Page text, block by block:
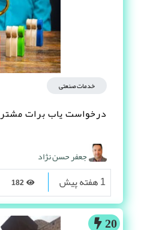
خدمات صنعتی
درخواست یاب برات
جعفر حسن نژاد
1 هفته پیش
20